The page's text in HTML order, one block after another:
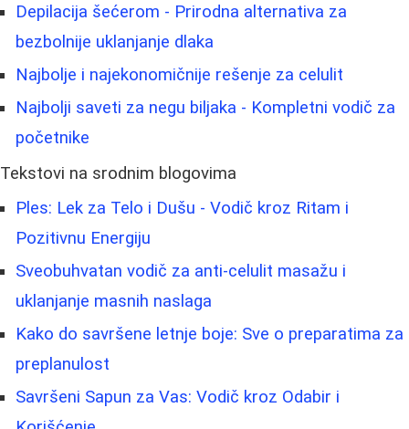
Depilacija šećerom - Prirodna alternativa za
bezbolnije uklanjanje dlaka
Najbolje i najekonomičnije rešenje za celulit
Najbolji saveti za negu biljaka - Kompletni vodič za
početnike
Tekstovi na srodnim blogovima
Ples: Lek za Telo i Dušu - Vodič kroz Ritam i
Pozitivnu Energiju
Sveobuhvatan vodič za anti-celulit masažu i
uklanjanje masnih naslaga
Kako do savršene letnje boje: Sve o preparatima za
preplanulost
Savršeni Sapun za Vas: Vodič kroz Odabir i